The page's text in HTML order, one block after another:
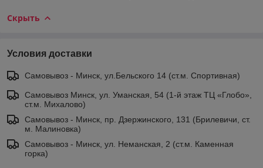
Скрыть
Условия доставки
Самовывоз - Минск, ул.Бельского 14 (ст.м. Спортивная)
Самовывоз Минск, ул. Уманская, 54 (1-й этаж ТЦ «Глобо»,
ст.м. Михалово)
Самовывоз - Минск, пр. Дзержинского, 131 (Брилевичи, ст.
м. Малиновка)
Самовывоз - Минск, ул. Неманская, 2 (ст.м. Каменная
горка)